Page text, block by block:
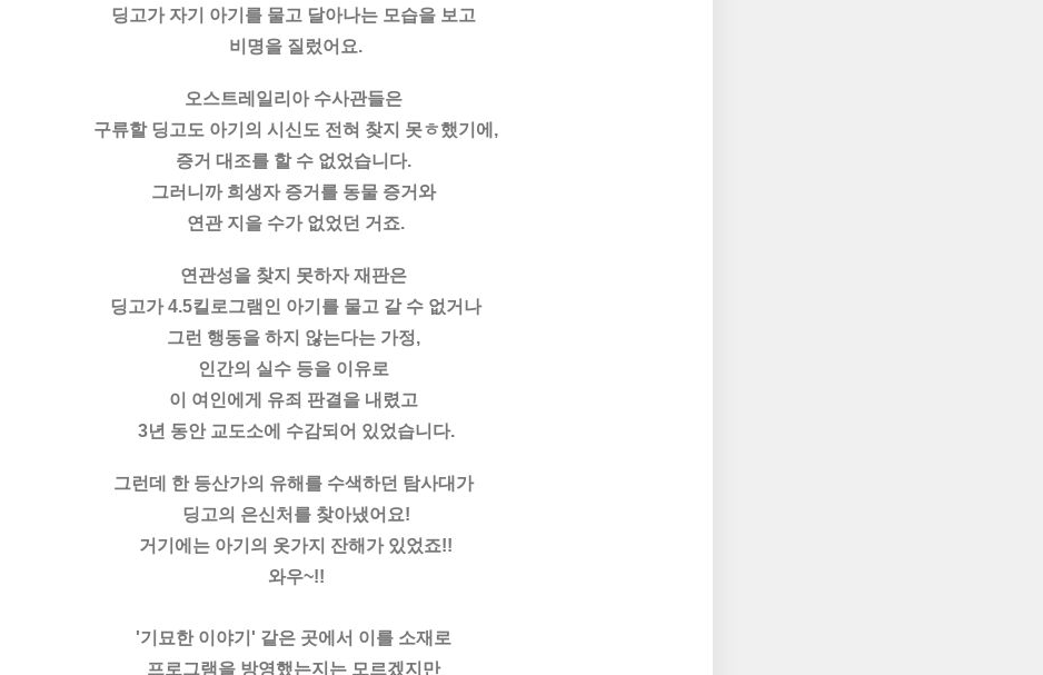
딩고가 자기 아기를 물고 달아나는 모습을 보고
비명을 질렀어요.
오스트레일리아 수사관들은
구류할 딩고도 아기의 시신도 전혀 찾지 못ㅎ했기에,
증거 대조를 할 수 없었습니다.
그러니까 희생자 증거를 동물 증거와
연관 지을 수가 없었던 거죠.
연관성을 찾지 못하자 재판은
딩고가 4.5킬로그램인 아기를 물고 갈 수 없거나
그런 행동을 하지 않는다는 가정,
인간의 실수 등을 이유로
이 여인에게 유죄 판결을 내렸고
3년 동안 교도소에 수감되어 있었습니다.
그런데 한 등산가의 유해를 수색하던 탐사대가
딩고의 은신처를 찾아냈어요!
거기에는 아기의 옷가지 잔해가 있었죠!!
와우~!!
'기묘한 이야기' 같은 곳에서 이를 소재로
프로그램을 방영했는지는 모르겠지만